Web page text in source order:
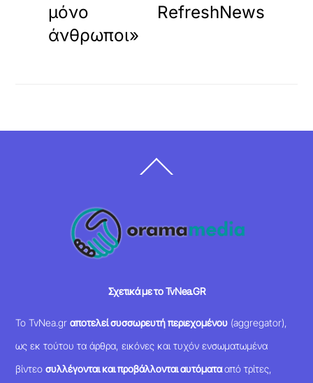
μόνο
άνθρωποι»
RefreshNews
To
Σχετικά με το TvNea.GR
Το TvNea.grαποτελεί συσσωρευτή περιεχομένου (aggregator),
ως εκ τούτου τα άρθρα, εικόνες και τυχόν ενσωματωμένα
βίντεοσυλλέγονται και προβάλλονται αυτόματααπό τρίτες,